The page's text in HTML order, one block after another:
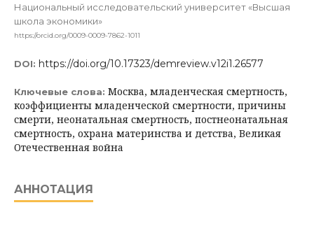
Национальный исследовательский университет «Высшая
школа экономики»
https://orcid.org/0009-0009-7862-1011
DOI: https://doi.org/10.17323/demreview.v12i1.26577
Ключевые слова: Москва, младенческая смертность,
коэффициенты младенческой смертности, причины
смерти, неонатальная смертность, постнеонатальная
смертность, охрана материнства и детства, Великая
Отечественная война
АННОТАЦИЯ